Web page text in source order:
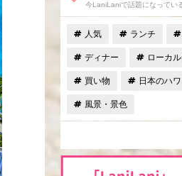
今LaniLaniで話題になってい
人気 ランチ
ディナー ローカ
買い物 日本のハ
風景・景色